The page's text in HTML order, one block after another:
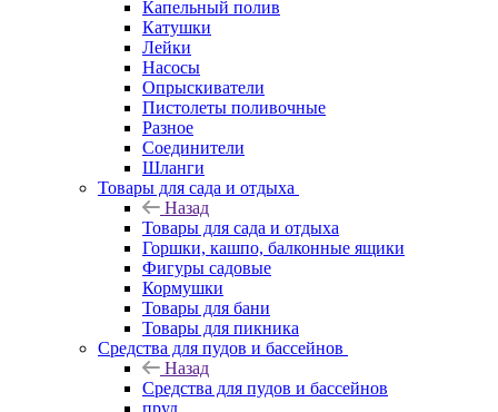
Капельный полив
Катушки
Лейки
Насосы
Опрыскиватели
Пистолеты поливочные
Разное
Соединители
Шланги
Товары для сада и отдыха
Назад
Товары для сада и отдыха
Горшки, кашпо, балконные ящики
Фигуры садовые
Кормушки
Товары для бани
Товары для пикника
Средства для пудов и бассейнов
Назад
Средства для пудов и бассейнов
пруд